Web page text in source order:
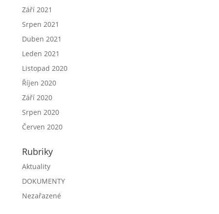
Září 2021
Srpen 2021
Duben 2021
Leden 2021
Listopad 2020
Říjen 2020
Září 2020
Srpen 2020
Červen 2020
Rubriky
Aktuality
DOKUMENTY
Nezařazené